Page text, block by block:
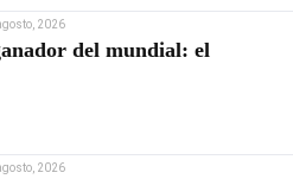
2026
del mundial: el
2026